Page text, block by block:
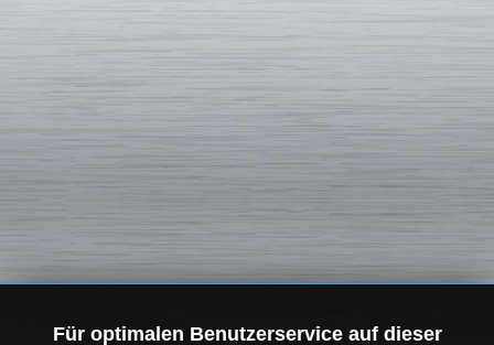
Für optimalen Benutzerservice auf dieser